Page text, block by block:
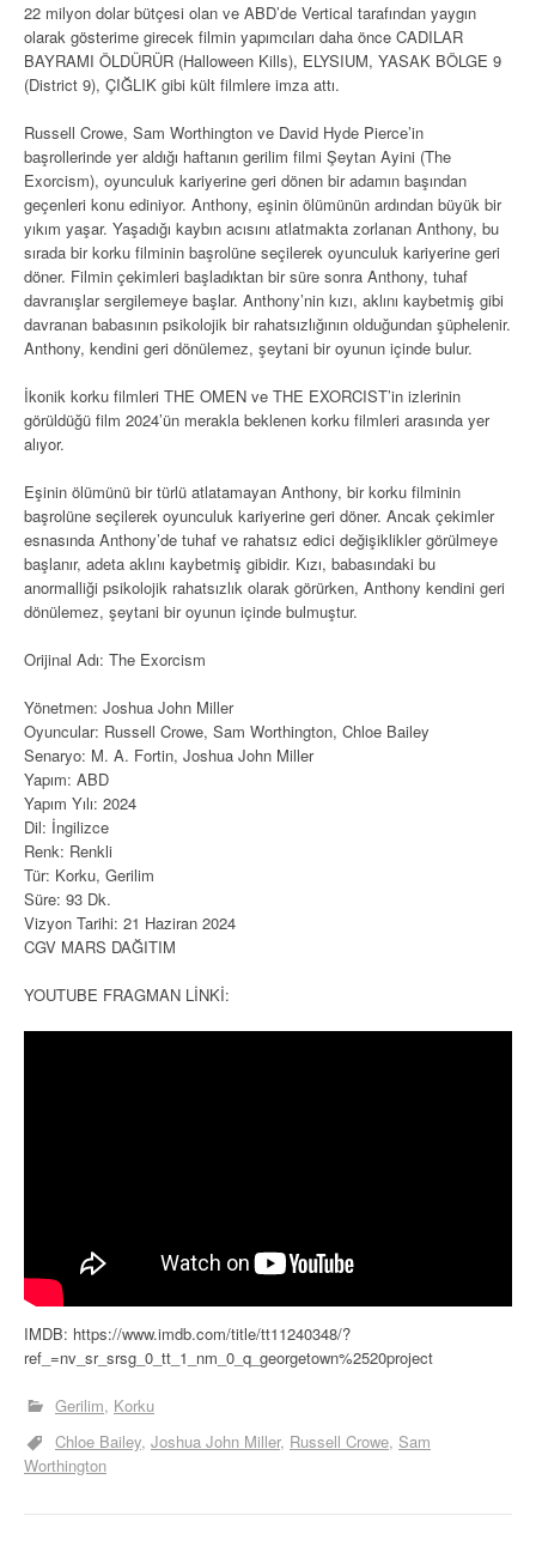
22 milyon dolar bütçesi olan ve ABD’de Vertical tarafından yaygın
olarak gösterime girecek filmin yapımcıları daha önce CADILAR
BAYRAMI ÖLDÜRÜR (Halloween Kills), ELYSIUM, YASAK BÖLGE 9
(District 9), ÇIĞLIK gibi kült filmlere imza attı.
Russell Crowe, Sam Worthington ve David Hyde Pierce’in
başrollerinde yer aldığı haftanın gerilim filmi Şeytan Ayini (The
Exorcism), oyunculuk kariyerine geri dönen bir adamın başından
geçenleri konu ediniyor. Anthony, eşinin ölümünün ardından büyük bir
yıkım yaşar. Yaşadığı kaybın acısını atlatmakta zorlanan Anthony, bu
sırada bir korku filminin başrolüne seçilerek oyunculuk kariyerine geri
döner. Filmin çekimleri başladıktan bir süre sonra Anthony, tuhaf
davranışlar sergilemeye başlar. Anthony’nin kızı, aklını kaybetmiş gibi
davranan babasının psikolojik bir rahatsızlığının olduğundan şüphelenir.
Anthony, kendini geri dönülemez, şeytani bir oyunun içinde bulur.
İkonik korku filmleri THE OMEN ve THE EXORCIST’in izlerinin
görüldüğü film 2024’ün merakla beklenen korku filmleri arasında yer
alıyor.
Eşinin ölümünü bir türlü atlatamayan Anthony, bir korku filminin
başrolüne seçilerek oyunculuk kariyerine geri döner. Ancak çekimler
esnasında Anthony’de tuhaf ve rahatsız edici değişiklikler görülmeye
başlanır, adeta aklını kaybetmiş gibidir. Kızı, babasındaki bu
anormalliği psikolojik rahatsızlık olarak görürken, Anthony kendini geri
dönülemez, şeytani bir oyunun içinde bulmuştur.
Orijinal Adı: The Exorcism
Yönetmen: Joshua John Miller
Oyuncular: Russell Crowe, Sam Worthington, Chloe Bailey
Senaryo: M. A. Fortin, Joshua John Miller
Yapım: ABD
Yapım Yılı: 2024
Dil: İngilizce
Renk: Renkli
Tür: Korku, Gerilim
Süre: 93 Dk.
Vizyon Tarihi: 21 Haziran 2024
CGV MARS DAĞITIM
YOUTUBE FRAGMAN LİNKİ:
IMDB: https://www.imdb.com/title/tt11240348/?
ref_=nv_sr_srsg_0_tt_1_nm_0_q_georgetown%2520project
Gerilim Korku
Chloe Bailey Joshua John Miller Russell Crowe Sam
Worthington